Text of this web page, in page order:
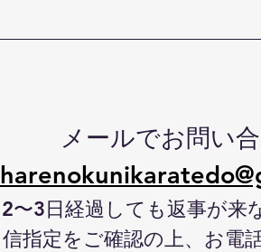
メールでお問い
2〜3日経過しても返事が来
信指定をご確認の上、お電